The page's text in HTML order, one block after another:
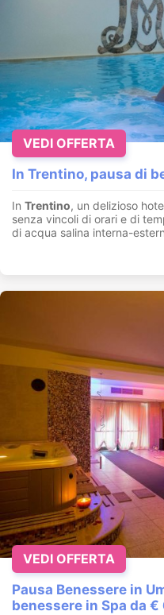
In Trentino, pausa di
In Trentino, un delizioso
senza vincoli di orari e di
di acqua salina interna-
VEDI OFFERTA
Pausa Benessere in
benessere in Spa da €
VEDI OFFERTA